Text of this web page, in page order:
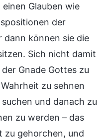
Glauben wie
der
dann können sie die
Sich nicht damit
Gnade Gottes zu
zu sehnen
und danach zu
zu werden – das
zu gehorchen, und